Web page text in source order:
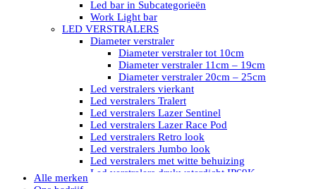
Led bar in Subcategorieën
Work Light bar
LED VERSTRALERS
Diameter verstraler
Diameter verstraler tot 10cm
Diameter verstraler 11cm – 19cm
Diameter verstraler 20cm – 25cm
Led verstralers vierkant
Led verstralers Tralert
Led verstralers Lazer Sentinel
Led verstralers Lazer Race Pod
Led verstralers Retro look
Led verstralers Jumbo look
Led verstralers met witte behuizing
Led verstralers drukwaterdicht IP69K
Alle merken